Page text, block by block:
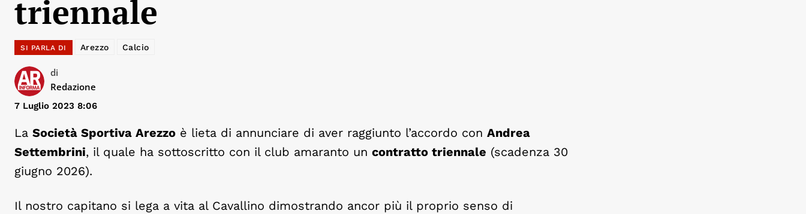
triennale
SI PARLA DI Arezzo Calcio
di
Redazione
7 Luglio 2023 8:06
La Società Sportiva Arezzo è lieta di annunciare di aver raggiunto l’accordo con Andrea
Settembrini, il quale ha sottoscritto con il club amaranto un contratto triennale (scadenza 30
giugno 2026).
Il nostro capitano si lega a vita al Cavallino dimostrando ancor più il proprio senso di